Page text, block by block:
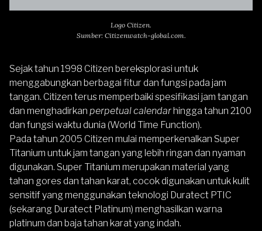
Logo Citizen.
Sumber: Citizenwatch-global.com.
Sejak tahun 1998 Citizen bereksplorasi untuk
menggabungkan berbagai fitur dan fungsi pada jam
tangan. Citizen terus memperbaiki spesifikasi jam tangan
dan menghadirkan perpetual calendar hingga tahun 2100
dan fungsi waktu dunia (World Time Function).
Pada tahun 2005 Citizen mulai memperkenalkan Super
Titanium untuk jam tangan yang lebih ringan dan nyaman
digunakan. Super Titanium merupakan material yang
tahan gores dan tahan karat, cocok digunakan untuk kulit
sensitif yang menggunakan teknologi Duratect PTIC
(sekarang Duratect Platinum) menghasilkan warna
platinum dan baja tahan karat yang indah.